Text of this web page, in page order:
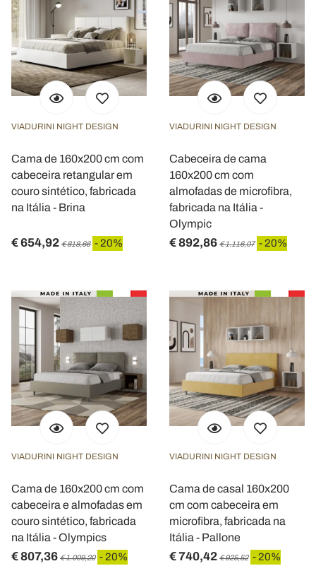
VIADURINI NIGHT DESIGN
Cama de 160x200 cm com
cabeceira retangular em
couro sintético, fabricada
na Itália - Brina
€ 654,92 € 818,66 - 20%
VIADURINI NIGHT DESIGN
Cabeceira de cama
160x200 cm com
almofadas de microfibra,
fabricada na Itália -
Olympic
€ 892,86 € 1.116,07 - 20%
VIADURINI NIGHT DESIGN
Cama de 160x200 cm com
cabeceira e almofadas em
couro sintético, fabricada
na Itália - Olympics
€ 807,36 € 1.009,20 - 20%
VIADURINI NIGHT DESIGN
Cama de casal 160x200
cm com cabeceira em
microfibra, fabricada na
Itália - Pallone
€ 740,42 € 925,52 - 20%